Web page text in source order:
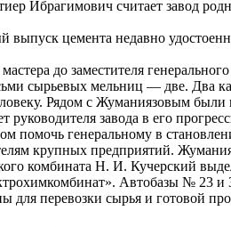
Ибрагимович считает завод
выпуск цемента недавно
до заместителя
сырьевых мельниц — две. Два
Рядом с Жуманиязовым
завода в его
генеральному в
крупных предприятий.
комбината Н. И. Кучерский
Автобазы № 23 и
перевозки сырья и готовой